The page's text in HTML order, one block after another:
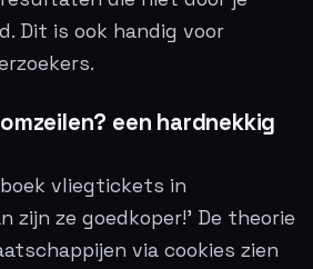
Dit is ook handig voor
een hardnekkig
vliegtickets in
zijn ze goedkoper!’ De theorie
via cookies zien